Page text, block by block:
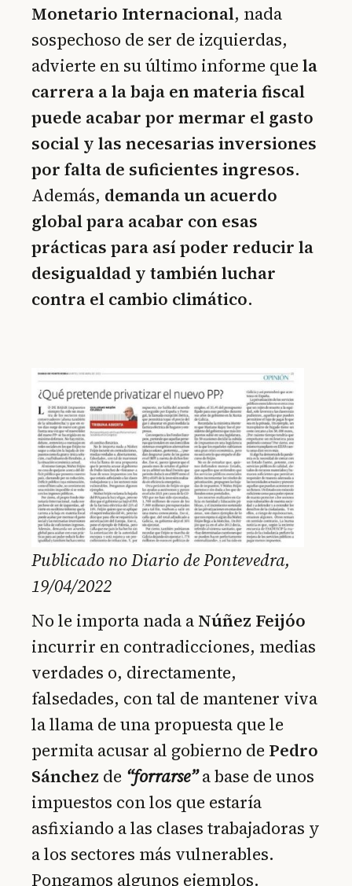
Monetario Internacional, nada
sospechoso de ser de izquierdas,
advierte en su último informe que la
carrera a la baja en materia fiscal
puede acabar por mermar el gasto
social y las necesarias inversiones
por falta de suficientes ingresos.
Además, demanda un acuerdo
global para acabar con esas
prácticas para así poder reducir la
desigualdad y también luchar
contra el cambio climático.
Publicado no Diario de Pontevedra,
19/04/2022
No le importa nada a Núñez Feijóo
incurrir en contradicciones, medias
verdades o, directamente,
falsedades, con tal de mantener viva
la llama de una propuesta que le
permita acusar al gobierno de Pedro
Sánchez de “forrarse”a base de unos
impuestos con los que estaría
asfixiando a las clases trabajadoras y
a los sectores más vulnerables.
Pongamos algunos ejemplos.